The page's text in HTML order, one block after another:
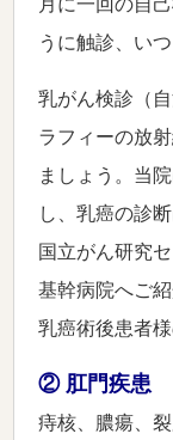
うに触診、い
乳がん検診（
ラフィーの放
ましょう。当
し、乳癌の診
国立がん研究
基幹病院へご紹
乳癌術後患者
② 肛門疾患
痔核、膿瘍、